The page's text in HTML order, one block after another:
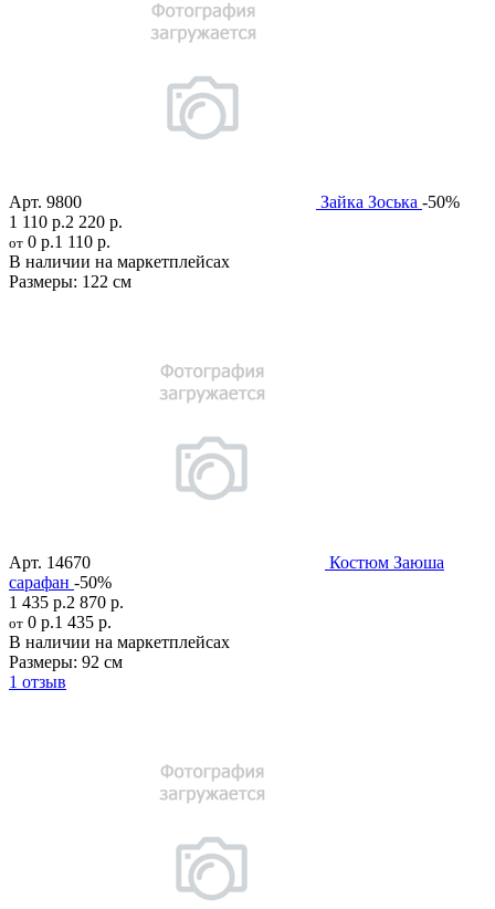
Арт. 9800 Зайка Зоська -50%
1 110 р.2 220 р.
от 0 р.1 110 р.
В наличии на маркетплейсах
Размеры: 122 см
Арт. 14670
Костюм Заюша
сарафан -50%
1 435 р.2 870 р.
от 0 р.1 435 р.
В наличии на маркетплейсах
Размеры: 92 см
1 отзыв